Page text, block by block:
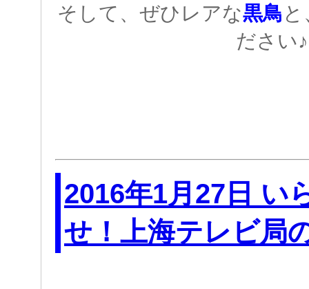
そして、ぜひレアな黒鳥
ださい♪
2016年1月27日 い
せ！上海テレビ局